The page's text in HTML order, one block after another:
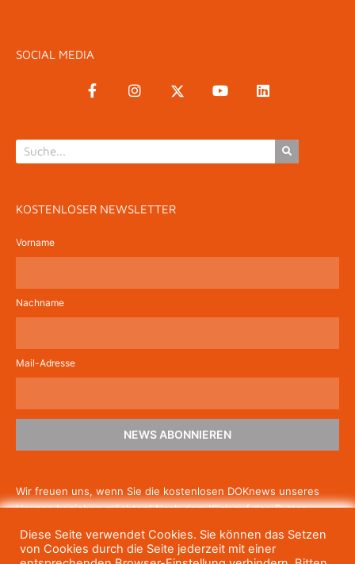
SOCIAL MEDIA
KOSTENLOSER NEWSLETTER
Vorname
Nachname
Mail-Adresse
NEWS ABONNIEREN
Wir freuen uns, wenn Sie die kostenlosen DOKnews unseres
Hauses beziehen möchten! Nach dem Klick auf den Button
um die Newsletter-Anmeldung abzuschließen. Wenn Sie unsere
Gratis-News irgendwann nicht mehr erhalten wollen, können
Diese Seite verwendet Cookies. Sie können das Setzen
von Cookies durch die Seite jederzeit mit einer